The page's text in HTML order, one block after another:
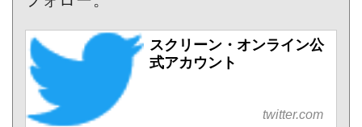
スクリーン・オンライン公
式アカウント
twitter.com